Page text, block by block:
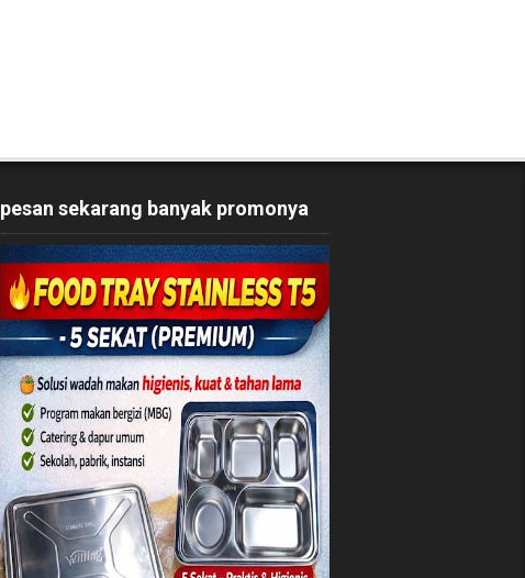
pesan sekarang banyak promonya